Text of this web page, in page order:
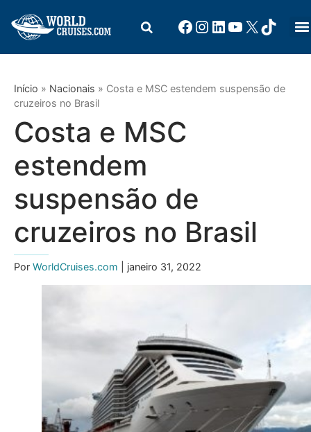
Início » Nacionais » Costa e MSC estendem suspensão de
cruzeiros no Brasil
Costa e MSC
estendem
suspensão de
cruzeiros no Brasil
Por WorldCruises.com | janeiro 31, 2022